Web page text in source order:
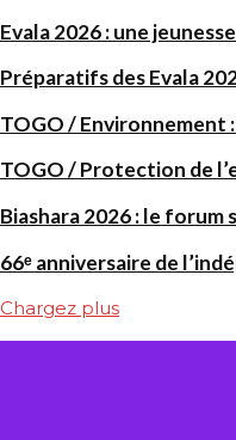
Evala 2026 : une
Préparatifs des Evala
TOGO / Environnement
TOGO / Protection de
Biashara 2026 : le forum
66ᵉ anniversaire de
Chargez plus